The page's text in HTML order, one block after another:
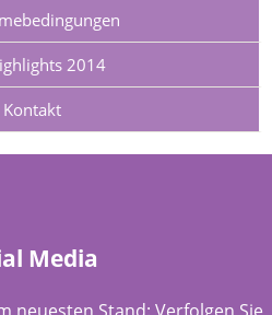
2014
Kontakt
Media